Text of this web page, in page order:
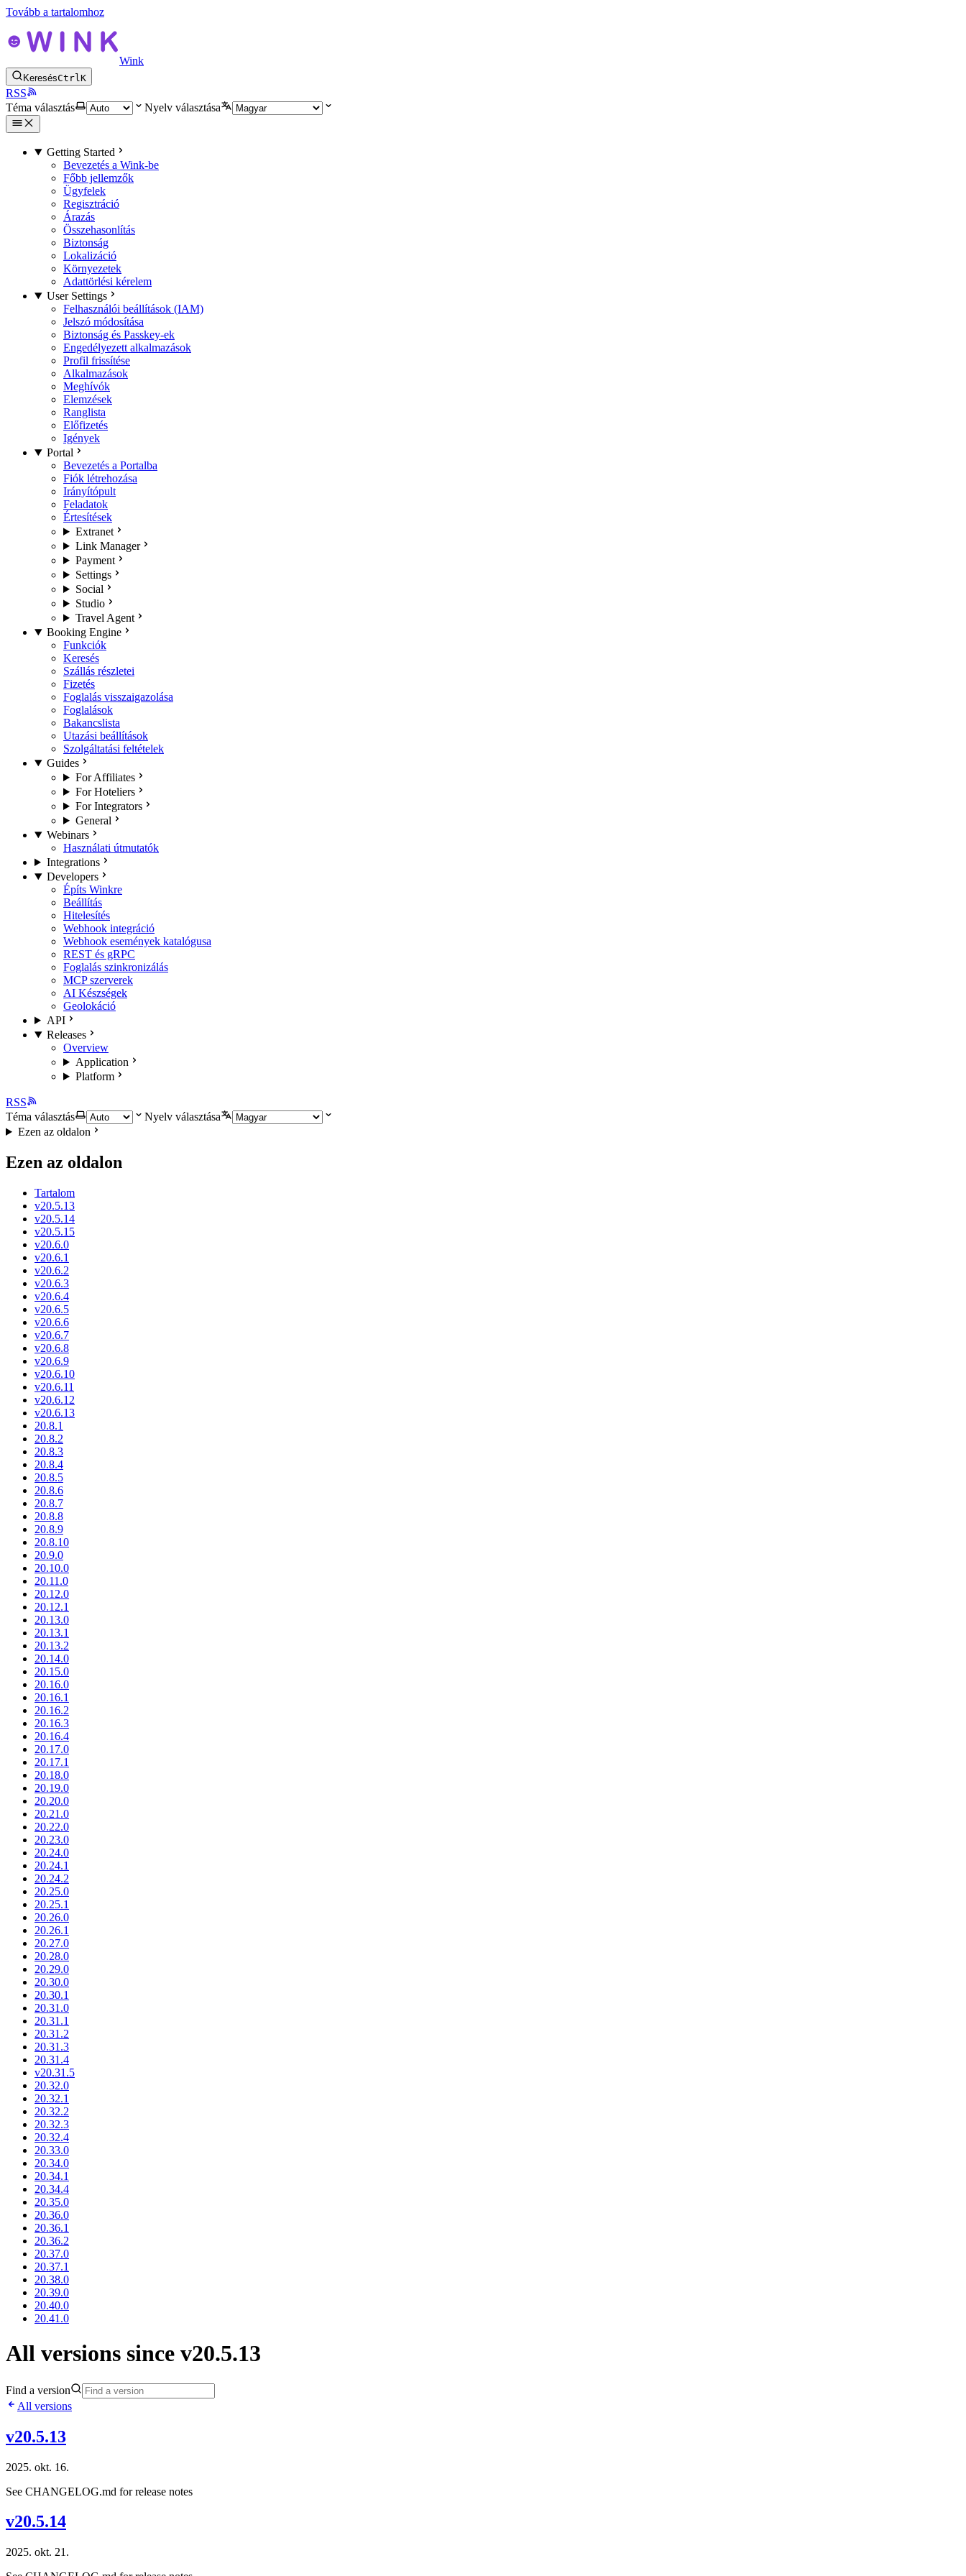
Tovább a tartalomhoz
Wink
KeresésCtrlK
RSS
Téma választás
Nyelv választása
Getting Started
Bevezetés a Wink-be
Főbb jellemzők
Ügyfelek
Regisztráció
Árazás
Összehasonlítás
Biztonság
Lokalizáció
Környezetek
Adattörlési kérelem
User Settings
Felhasználói beállítások (IAM)
Jelszó módosítása
Biztonság és Passkey-ek
Engedélyezett alkalmazások
Profil frissítése
Alkalmazások
Meghívók
Elemzések
Ranglista
Előfizetés
Igények
Portal
Bevezetés a Portalba
Fiók létrehozása
Irányítópult
Feladatok
Értesítések
Extranet
Link Manager
Payment
Settings
Social
Studio
Travel Agent
Booking Engine
Funkciók
Keresés
Szállás részletei
Fizetés
Foglalás visszaigazolása
Foglalások
Bakancslista
Utazási beállítások
Szolgáltatási feltételek
Guides
For Affiliates
For Hoteliers
For Integrators
General
Webinars
Használati útmutatók
Integrations
Developers
Építs Winkre
Beállítás
Hitelesítés
Webhook integráció
Webhook események katalógusa
REST és gRPC
Foglalás szinkronizálás
MCP szerverek
AI Készségek
Geolokáció
API
Releases
Overview
Application
Platform
RSS
Téma választás
Nyelv választása
Ezen az oldalon
Ezen az oldalon
Tartalom
v20.5.13
v20.5.14
v20.5.15
v20.6.0
v20.6.1
v20.6.2
v20.6.3
v20.6.4
v20.6.5
v20.6.6
v20.6.7
v20.6.8
v20.6.9
v20.6.10
v20.6.11
v20.6.12
v20.6.13
20.8.1
20.8.2
20.8.3
20.8.4
20.8.5
20.8.6
20.8.7
20.8.8
20.8.9
20.8.10
20.9.0
20.10.0
20.11.0
20.12.0
20.12.1
20.13.0
20.13.1
20.13.2
20.14.0
20.15.0
20.16.0
20.16.1
20.16.2
20.16.3
20.16.4
20.17.0
20.17.1
20.18.0
20.19.0
20.20.0
20.21.0
20.22.0
20.23.0
20.24.0
20.24.1
20.24.2
20.25.0
20.25.1
20.26.0
20.26.1
20.27.0
20.28.0
20.29.0
20.30.0
20.30.1
20.31.0
20.31.1
20.31.2
20.31.3
20.31.4
v20.31.5
20.32.0
20.32.1
20.32.2
20.32.3
20.32.4
20.33.0
20.34.0
20.34.1
20.34.4
20.35.0
20.36.0
20.36.1
20.36.2
20.37.0
20.37.1
20.38.0
20.39.0
20.40.0
20.41.0
All versions since v20.5.13
Find a version
All versions
v20.5.13
2025. okt. 16.
See CHANGELOG.md for release notes
v20.5.14
2025. okt. 21.